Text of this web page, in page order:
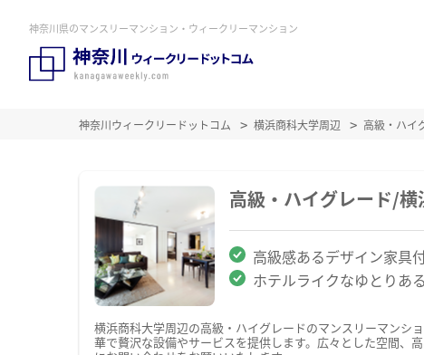
神奈川県のマンスリーマンション・ウィークリーマンション
神奈川ウィークリードットコム 横浜商科大学周辺 高級・ハイ
高級・ハイグレード/
高級感あるデザイン家具
ホテルライクなゆとりあ
横浜商科大学周辺の高級・ハイグレードのマンスリーマンシ
華で贅沢な設備やサービスを提供します。広々とした空間、